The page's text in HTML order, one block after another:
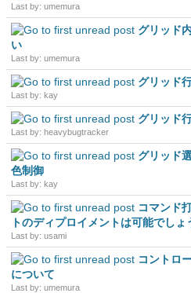
Last by: umemura
グリッド
い
Last by: umemura
グリッド
Last by: kay
グリッド
Last by: heavybugtracker
グリッド
色制御
Last by: kay
コマンド
トのディプロイメントは可能でしょ
Last by: usami
コントロ
について
Last by: umemura